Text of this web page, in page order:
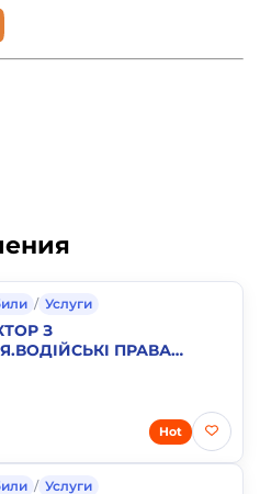
/ Услуги
З
ПРАВА
на права Канада.Вчитель
Hot
/ Услуги